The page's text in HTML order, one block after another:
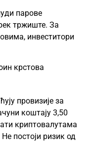
парове
тржиште. За
инвеститори
крстова
провизије за
коштају 3,50
криптовалутама
постоји ризик од